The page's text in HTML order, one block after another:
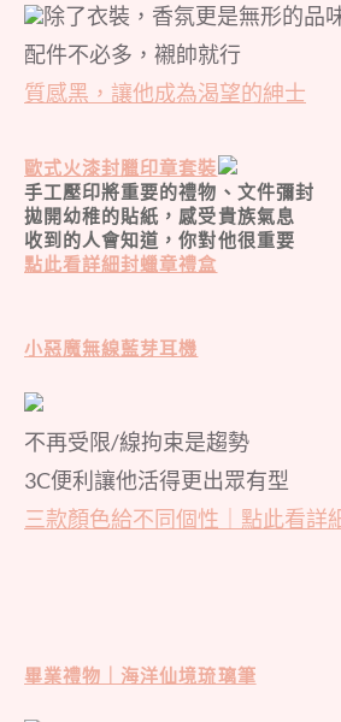
除了衣裝，香氛更是無形的品
配件不必多，襯帥就行
質感黑，讓他成為渴望的紳士
歐式火漆封臘印章套裝
手工壓印將重要的禮物、文件彌封
拋開幼稚的貼紙，感受貴族氣息
收到的人會知道，你對他很重要
點此看詳細封蠟章禮盒
小惡魔無線藍芽耳機
不再受限/線拘束是趨勢
3C便利讓他活得更出眾有型
三款顏色給不同個性｜點此看詳
畢業禮物｜海洋仙境琉璃筆